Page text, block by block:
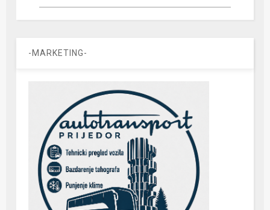
-MARKETING-